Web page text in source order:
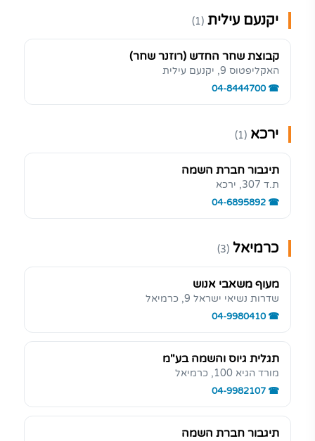
יקנעם עילית (1)
קבוצת שחר החדש (רוזנר שחר)
האקליפטוס 9, יקנעם עילית
04-8444700
ירכא (1)
תיגבור חברת השמה
ת.ד 307, ירכא
04-6895892
כרמיאל (3)
מעוף משאבי אנוש
שדרות נשיאי ישראל 9, כרמיאל
04-9980410
תגלית גיוס והשמה בע"מ
מורד הגיא 100, כרמיאל
04-9982107
תיגבור חברת השמה